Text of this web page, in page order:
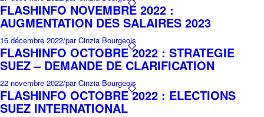
FLASHINFO NOVEMBRE 2022 :
AUGMENTATION DES SALAIRES 2023
16 décembre 2022/par Cinzia Bourgeois
FLASHINFO OCTOBRE 2022 : STRATEGIE
SUEZ – DEMANDE DE CLARIFICATION
22 novembre 2022/par Cinzia Bourgeois
FLASHINFO OCTOBRE 2022 : ELECTIONS
SUEZ INTERNATIONAL